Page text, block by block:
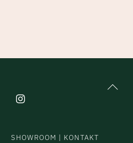
Back
SHOWROOM | KONTAKT